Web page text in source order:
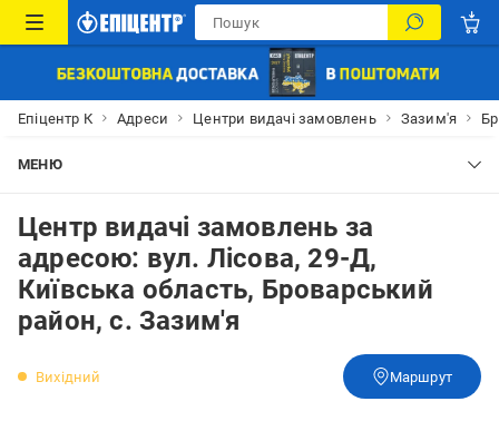
Епіцентр К Адреси Центри видачі замовлень Зазим'я
МЕНЮ
Центр видачі замовлень за
адресою: вул. Лісова, 29-Д,
Київська область, Броварський
район, с. Зазим'я
Вихідний Маршрут